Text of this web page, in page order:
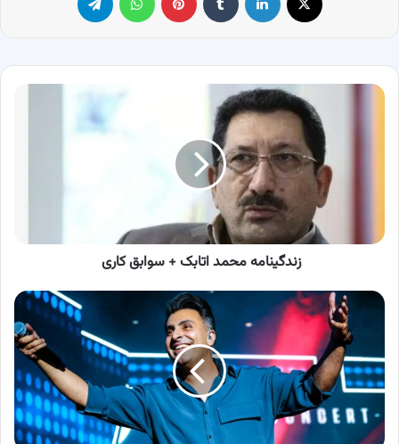
زندگینامه
زندگینامه محمد اتابک + سوابق کاری
از
کنسرت
علیرضا
طلیسچی
در
شهریور